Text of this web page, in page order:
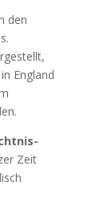
den
England
Zeit